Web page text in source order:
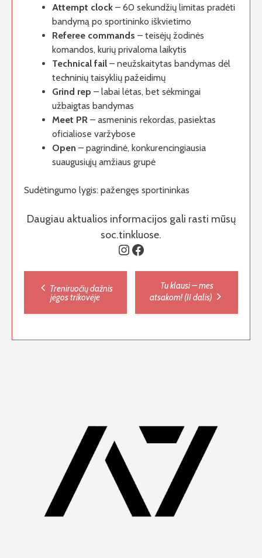
Attempt clock – 60 sekundžių limitas pradėti
bandymą po sportininko iškvietimo
Referee commands – teisėjų žodinės
komandos, kurių privaloma laikytis
Technical fail – neužskaitytas bandymas dėl
techninių taisyklių pažeidimų
Grind rep – labai lėtas, bet sėkmingai
užbaigtas bandymas
Meet PR – asmeninis rekordas, pasiektas
oficialiose varžybose
Open – pagrindinė, konkurencingiausia
suaugusiųjų amžiaus grupė
Sudėtingumo lygis: pažengęs sportininkas
Daugiau aktualios informacijos gali rasti mūsų
soc.tinkluose.
Instagram
Facebook
Post
navigation
Treniruočių dažnis
jėgos trikovėje
Tu klausi – mes
atsakom! (II dalis)